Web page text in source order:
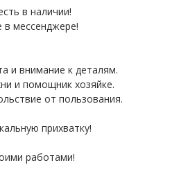
в наличии!
мессенджере!
и внимание к деталям.
и помощник хозяйке.
от пользования.
прихватку!
работами!